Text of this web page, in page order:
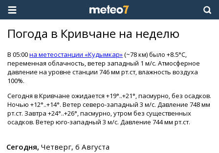
Погода в Кривчане на неделю
В 05:00на метеостанции «Кудымкар»(~78 км) было +8.5°C,
переменная облачность, ветер западный 1 м/с. Атмосферное
давление на уровне станции 746 мм рт.ст, влажность воздуха
100%.
Сегодня в Кривчане ожидается +19°..+21°, пасмурно, без осадков.
Ночью +12°..+14°. Ветер северо-западный 3 м/с. Давление 748 мм
рт.ст. Завтра +24°..+26°, пасмурно, утром без существенных
осадков. Ветер юго-западный 3 м/с. Давление 744 мм рт.ст.
Сегодня, Четверг, 6 Августа